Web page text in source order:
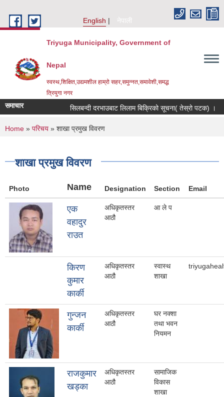
English
नेपाली
Triyuga Municipality, Government of
Nepal
स्वस्थ,शिक्षित,उद्यमशील हाम्रो सहर,समुन्नत,समावेशी,समद्ध
त्रियुगा नगर
समाचार सिलबन्दी दरभाउबाट लिलाम बिक्रिको सूचना( तेस्रो पटक) ।
You are here
Home » परिचय » शाखा प्रमुख विवरण
शाखा प्रमुख विवरण
Photo Name Designation Section Email
एक
वहादुर
राउत
अधिकृतस्तर
आठौ
आ ले प
किरण
कुमार
कार्की
अधिकृतस्तर
आठौ
स्वास्थ
शाखा
गुन्जन
कार्की
अधिकृतस्तर
आठौ
घर नक्शा
तथा भवन
नियमन
राजकुमार
खड्का
अधिकृतस्तर
आठौ
सामाजिक
विकास
शाखा